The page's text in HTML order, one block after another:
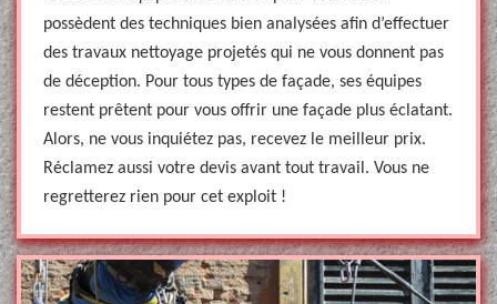
possèdent des techniques bien analysées afin d’effectuer
des travaux nettoyage projetés qui ne vous donnent pas
de déception. Pour tous types de façade, ses équipes
restent prêtent pour vous offrir une façade plus éclatant.
Alors, ne vous inquiétez pas, recevez le meilleur prix.
Réclamez aussi votre devis avant tout travail. Vous ne
regretterez rien pour cet exploit !